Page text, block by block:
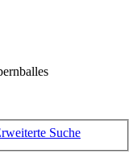
Suche